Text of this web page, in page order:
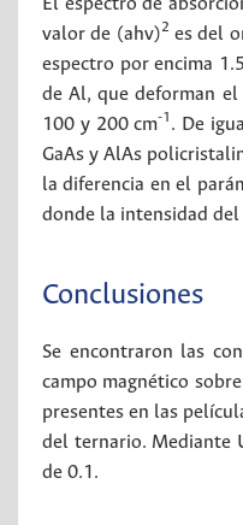
El espectro de
valor de (ahv)2 es del
espectro por encima
de Al, que deforman
100 y 200 cm-1 . De
GaAs y AlAs
la diferencia en el
donde la intensidad
Conclusiones
Se encontraron las
campo magnético
presentes en las
del ternario. Mediante
de 0.1.